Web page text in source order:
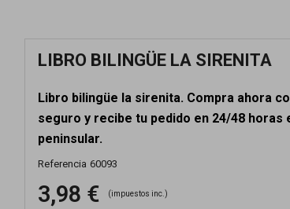
LIBRO BILINGÜE LA SIRENITA
Libro bilingüe la sirenita. Compra ahora
seguro y recibe tu pedido en 24/48
peninsular.
Referencia 60093
3,98 € (impuestos inc.)